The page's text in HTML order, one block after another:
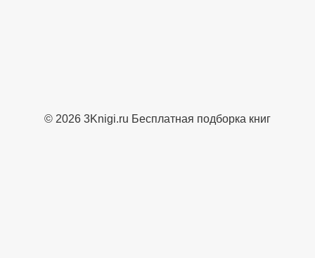
© 2026 3Knigi.ru Бесплатная подборка книг